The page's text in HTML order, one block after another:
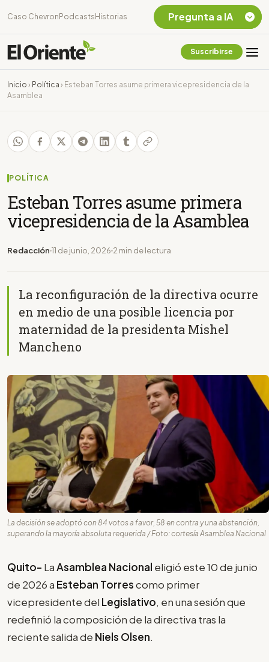
Caso Chevron Podcasts Historias
Suscribirse
Inicio › Política › Esteban Torres asume primera vicepresidencia de la
Asamblea
POLÍTICA
Esteban Torres asume primera
vicepresidencia de la Asamblea
Redacción 11 de junio, 2026 2 min de lectura
La reconfiguración de la directiva ocurre
en medio de una posible licencia por
maternidad de la presidenta Mishel
Mancheno
La decisión se adoptó con 84 votos a favor, 58 en contra y una abstención,
superando la mayoría absoluta requerida / Foto: cortesía Asamblea Nacional
Quito- LaAsamblea Nacional eligió este 10 de junio
de 2026 a Esteban Torrescomo primer
vicepresidente del Legislativo, en una sesión que
redefinió la composición de la directiva tras la
reciente salida de Niels Olsen.
Pregunta a IA
Chevron Ecuador